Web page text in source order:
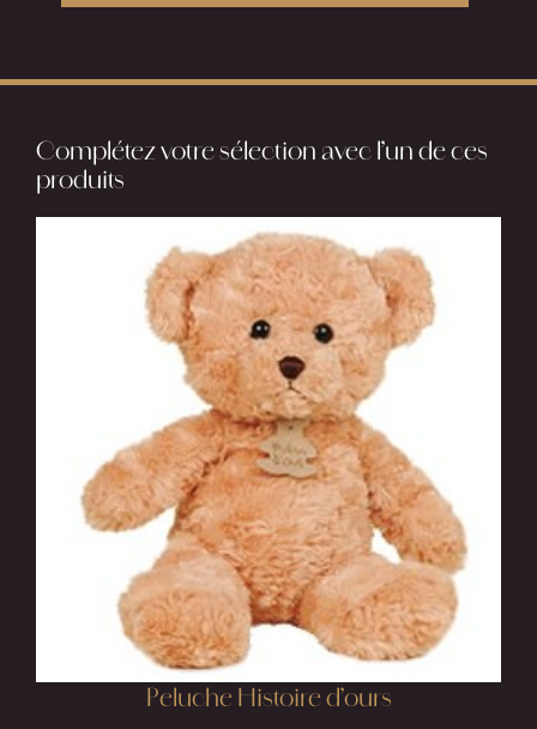
Complétez votre sélection avec l’un de ces
produits
Peluche Histoire d’ours